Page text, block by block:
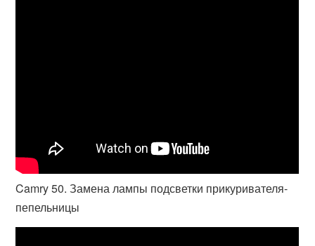
Camry 50. Замена лампы подсветки прикуривателя-
пепельницы